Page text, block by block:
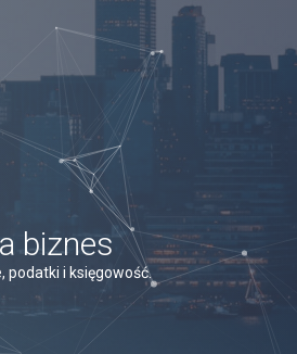
biznes
podatki i księgowość.